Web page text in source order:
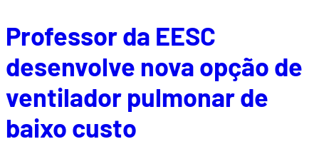
Professor da EESC
desenvolve nova opção de
ventilador pulmonar de
baixo custo